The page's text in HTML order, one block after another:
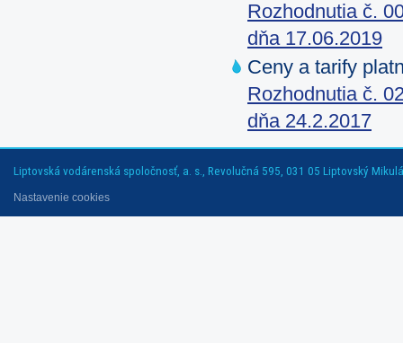
Rozhodnutia č.
dňa 17.06.2019
Ceny a tarify
Rozhodnutia č.
dňa 24.2.2017
Liptovská vodárenská spoločnosť, a. s., Revolučná 595, 031 05 Liptovský
Nastavenie cookies